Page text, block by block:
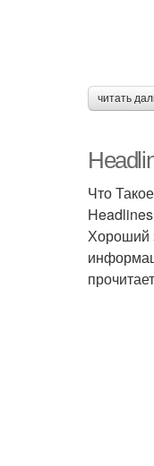
читать
Что
Хороший